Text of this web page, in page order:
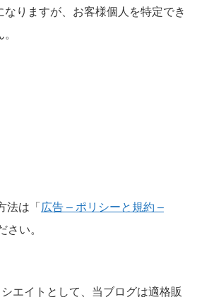
なりますが、お客様個人を特定でき
法は「 広告 – ポリシーと規約 –
さい。
エイトとして、当ブログは適格販